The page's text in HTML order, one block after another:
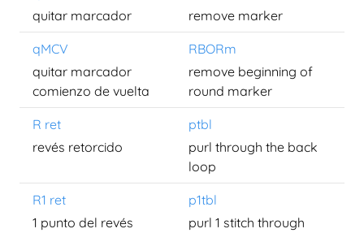
quitar marcador
remove marker
qMCV
RBORm
quitar marcador
comienzo de vuelta
remove beginning of
round marker
R ret
ptbl
revés retorcido
purl through the back
loop
R1 ret
p1tbl
1 punto del revés
purl 1 stitch through